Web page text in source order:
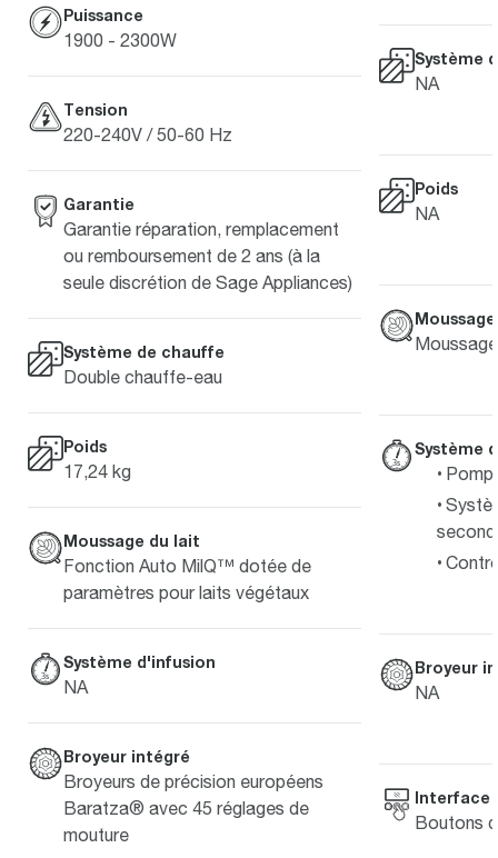
Puissance
1900 - 2300W
Tension
220-240V / 50-60 Hz
Garantie
Garantie réparation, remplacement
ou remboursement de 2 ans (à la
seule discrétion de Sage Appliances)
Système de chauffe
Double chauffe-eau
Poids
17,24 kg
Moussage du lait
Fonction Auto MilQ™ dotée de
paramètres pour laits végétaux
Système d'infusion
NA
Broyeur intégré
Broyeurs de précision européens
Baratza® avec 45 réglages de
mouture
Système
NA
Poids
NA
Système
Broyeur
NA
Interface
Boutons